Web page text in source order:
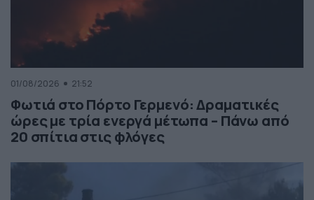
01/08/2026 21:52
Φωτιά στο Πόρτο Γερμενό: Δραματικές
ώρες με τρία ενεργά μέτωπα – Πάνω από
20 σπίτια στις φλόγες